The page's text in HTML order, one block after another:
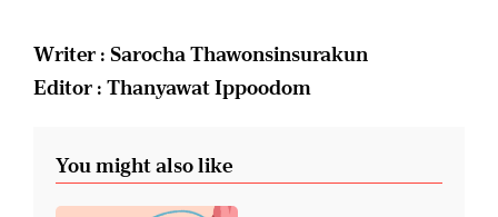
Writer : Sarocha Thawonsinsurakun
Editor : Thanyawat Ippoodom
You might also like